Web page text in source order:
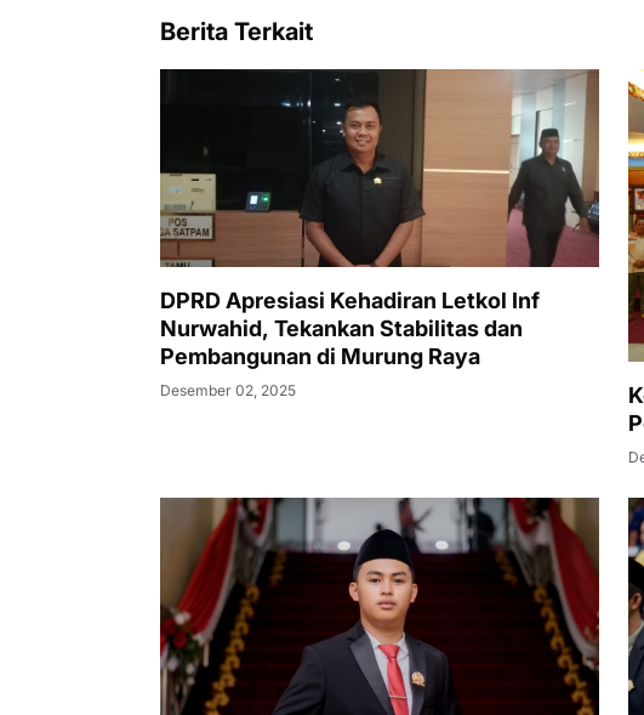
Berita Terkait
DPRD Apresiasi Kehadiran Letkol Inf
Nurwahid, Tekankan Stabilitas dan
Pembangunan di Murung Raya
Desember 02, 2025